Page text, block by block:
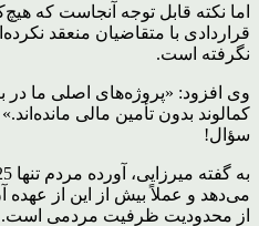
اما نکته قابل توجه آنجاست که
قراردادی با متقاضیان منعقد
نگرفته است.
وی افزود: «پروژه‌های اصلی ما در
کمالوند بدون تأمین مالی
سؤال!
می‌دهد و عملاً بیش از این از
از محدودیت ظرفیت مردمی است.